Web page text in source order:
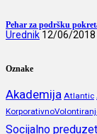
Pehar za podršku
Urednik 12/06/2018
Oznake
Akademija Atlantic
Socijalno